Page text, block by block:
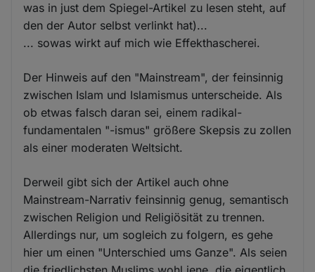
was in just dem Spiegel-Artikel zu lesen steht, auf
den der Autor selbst verlinkt hat)...
... sowas wirkt auf mich wie Effekthascherei.
Der Hinweis auf den "Mainstream", der feinsinnig
zwischen Islam und Islamismus unterscheide. Als
ob etwas falsch daran sei, einem radikal-
fundamentalen "-ismus" größere Skepsis zu zollen
als einer moderaten Weltsicht.
Derweil gibt sich der Artikel auch ohne
Mainstream-Narrativ feinsinnig genug, semantisch
zwischen Religion und Religiösität zu trennen.
Allerdings nur, um sogleich zu folgern, es gehe
hier um einen "Unterschied ums Ganze". Als seien